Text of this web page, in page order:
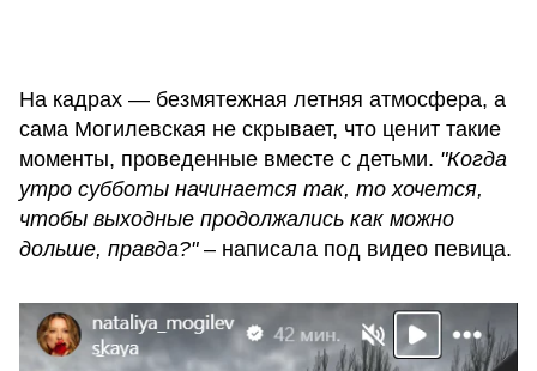
На кадрах — безмятежная летняя атмосфера, а
сама Могилевская не скрывает, что ценит такие
моменты, проведенные вместе с детьми. "Когда
утро субботы начинается так, то хочется,
чтобы выходные продолжались как можно
дольше, правда?"– написала под видео певица.